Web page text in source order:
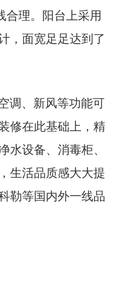
合理。阳台上采用
，面宽足足达到了
调、新风等功能可
修在此基础上，精
水设备、消毒柜、
生活品质感大大提
勒等国内外一线品